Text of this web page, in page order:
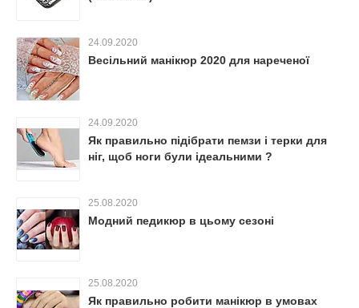
24.09.2020
Весільний манікюр 2020 для нареченої
24.09.2020
Як правильно підібрати пемзи і терки для
ніг, щоб ноги були ідеальними ?
25.08.2020
Модний педикюр в цьому сезоні
25.08.2020
Як правильно робити манікюр в умовах